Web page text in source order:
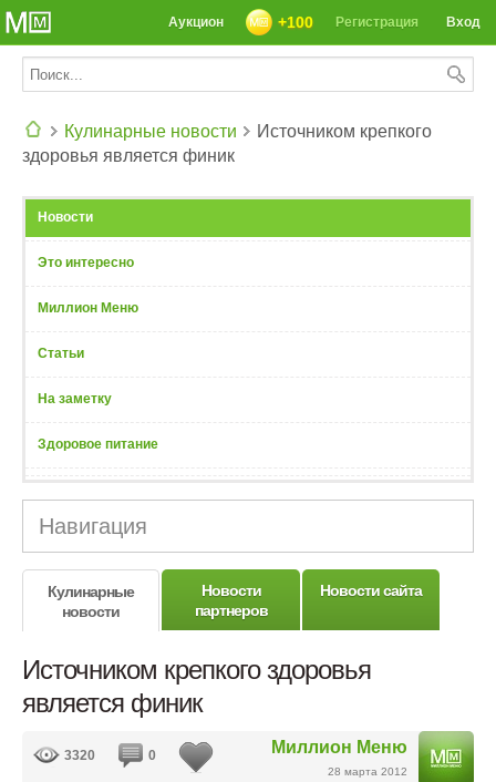
Вход
Регистрация
+100
Аукцион
Кулинарные новости
Источником крепкого
здоровья является финик
Новости
Это интересно
Миллион Меню
Статьи
На заметку
Здоровое питание
Навигация
Кулинарные
новости
Новости
партнеров
Новости сайта
Источником крепкого здоровья
является финик
Миллион Меню
28 марта 2012
3320 0